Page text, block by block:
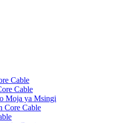
Cable
Cable
Moja ya Msingi
Core Cable